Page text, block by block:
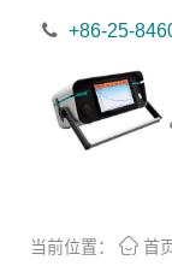
+86-25-
当前位置：  首